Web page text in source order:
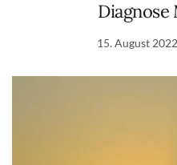
Diagnose
15. August 2022